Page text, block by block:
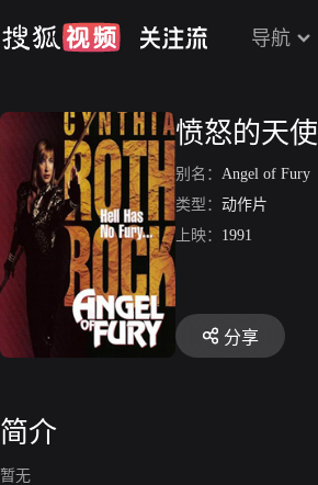
导航
愤怒的天使
别名： Angel of Fury
类型： 动作片
上映： 1991
分享
简介
暂无